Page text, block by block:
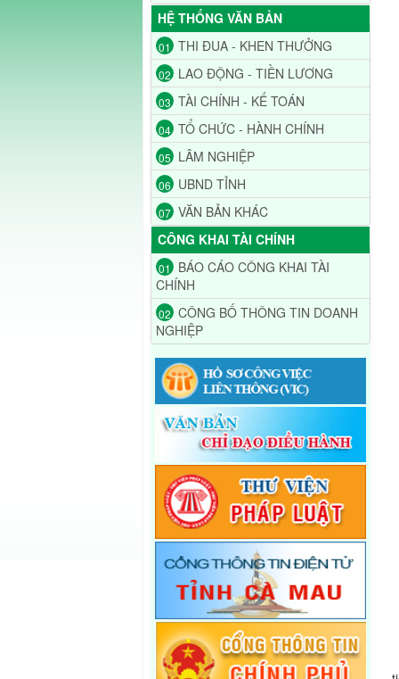
HỆ THỐNG VĂN BẢN
01 THI ĐUA - KHEN THƯỞNG
02 LAO ĐỘNG - TIỀN LƯƠNG
03 TÀI CHÍNH - KẾ TOÁN
04 TỔ CHỨC - HÀNH CHÍNH
05 LÂM NGHIỆP
06 UBND TỈNH
07 VĂN BẢN KHÁC
CÔNG KHAI TÀI CHÍNH
01
BÁO CÁO CÔNG KHAI TÀI
CHÍNH
02 CÔNG BỐ THÔNG TIN DOANH
NGHIỆP